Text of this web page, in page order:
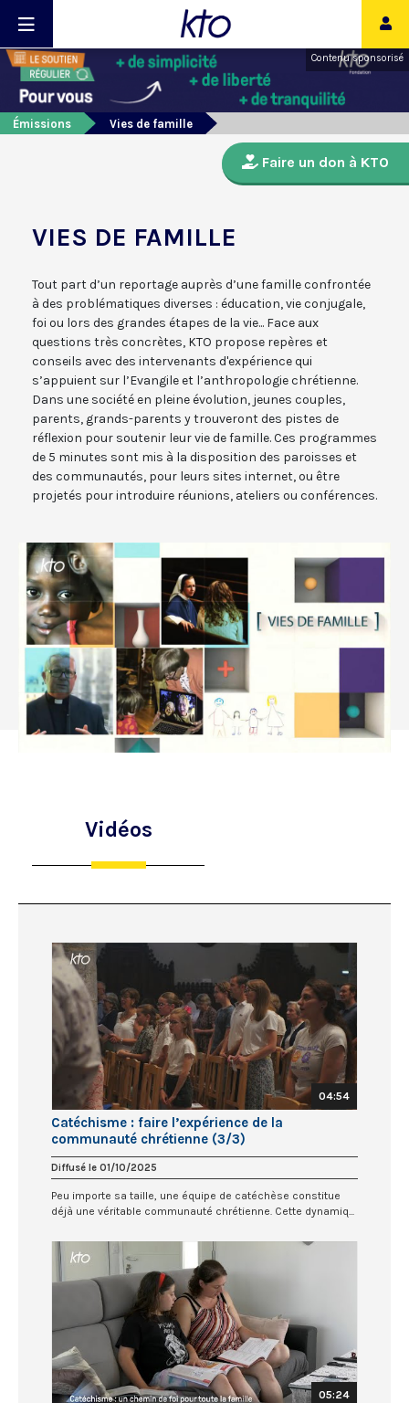
Contenu sponsorisé
Émissions Vies de famille
Faire un don à KTO
VIES DE FAMILLE
Tout part d’un reportage auprès d’une famille confrontée
à des problématiques diverses : éducation, vie conjugale,
foi ou lors des grandes étapes de la vie... Face aux
questions très concrètes, KTO propose repères et
conseils avec des intervenants d'expérience qui
s’appuient sur l’Evangile et l’anthropologie chrétienne.
Dans une société en pleine évolution, jeunes couples,
parents, grands-parents y trouveront des pistes de
réflexion pour soutenir leur vie de famille. Ces programmes
de 5 minutes sont mis à la disposition des paroisses et
des communautés, pour leurs sites internet, ou être
projetés pour introduire réunions, ateliers ou conférences.
Vidéos
04:54
Catéchisme : faire l’expérience de la
communauté chrétienne (3/3)
Diffusé le 01/10/2025
Peu importe sa taille, une équipe de catéchèse constitue
déjà une véritable communauté chrétienne. Cette dynamiq...
05:24